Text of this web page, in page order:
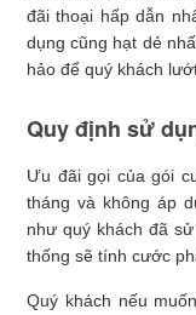
đãi thoại hấp dẫn
dụng cũng hạt dẻ
hảo để quý khách
Quy định sử
Ưu đãi gọi của gói
tháng và không áp
như quý khách đã
thống sẽ tính cước
Quý khách nếu